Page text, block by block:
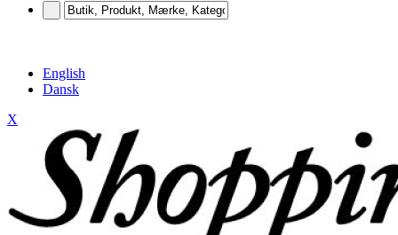
English
Dansk
X